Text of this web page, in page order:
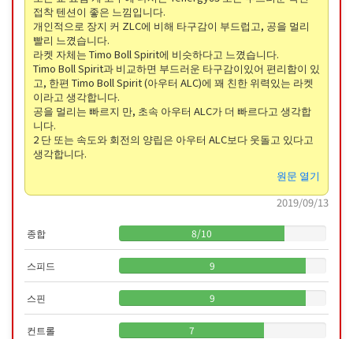
접착 텐션이 좋은 느낌입니다.
개인적으로 장지 커 ZLC에 비해 타구감이 부드럽고, 공을 멀리
빨리 느꼈습니다.
라켓 자체는 Timo Boll Spirit에 비슷하다고 느꼈습니다.
Timo Boll Spirit과 비교하면 부드러운 타구감이있어 편리함이 있
고, 한편 Timo Boll Spirit (아우터 ALC)에 꽤 친한 위력있는 라켓
이라고 생각합니다.
공을 멀리는 빠르지 만, 초속 아우터 ALC가 더 빠르다고 생각합
니다.
2 단 또는 속도와 회전의 양립은 아우터 ALC보다 웃돌고 있다고
생각합니다.
원문 열기
2019/09/13
종합 8/10
스피드 9
스핀 9
컨트롤 7